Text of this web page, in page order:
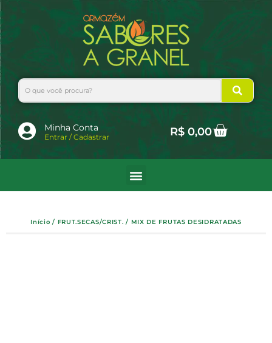
para
o
conteúdo
Search
Minha Conta
Entrar / Cadastrar R$0,00Cart
Início / FRUT.SECAS/CRIST. / MIX DE FRUTAS DESIDRATADAS